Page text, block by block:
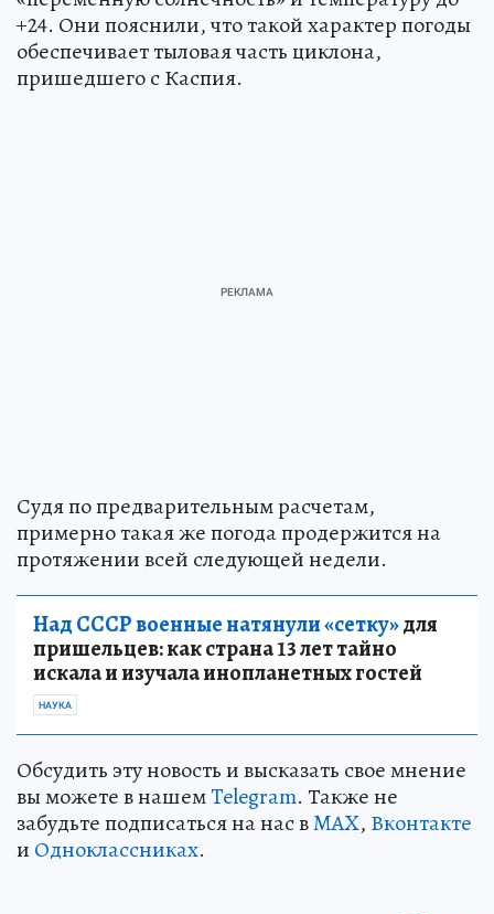
+24. Они пояснили, что такой характер погоды
обеспечивает тыловая часть циклона,
пришедшего с Каспия.
Судя по предварительным расчетам,
примерно такая же погода продержится на
протяжении всей следующей недели.
Над СССР военные натянули «сетку»для
пришельцев: как страна 13 лет тайно
искала и изучала инопланетных гостей
НАУКА
Обсудить эту новость и высказать свое мнение
вы можете в нашемTelegram. Также не
забудьте подписаться на нас вMAX, Вконтакте
и Одноклассниках.